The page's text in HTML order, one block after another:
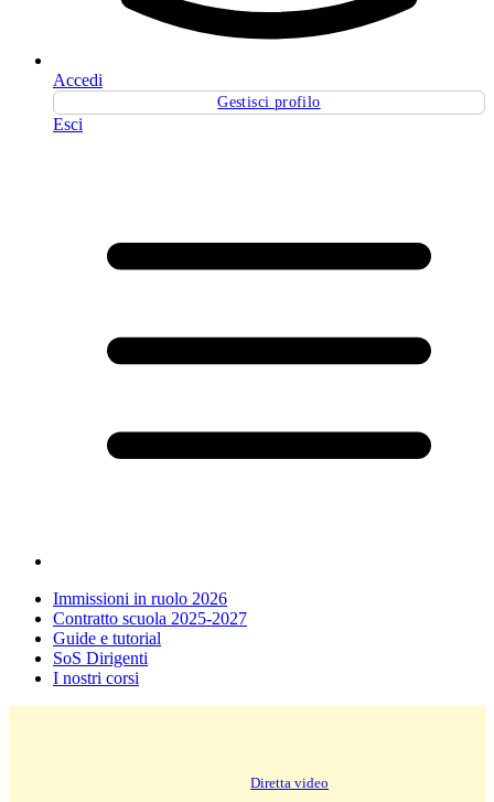
Accedi
Gestisci profilo
Esci
Immissioni in ruolo 2026
Contratto scuola 2025-2027
Guide e tutorial
SoS Dirigenti
I nostri corsi
Diretta video